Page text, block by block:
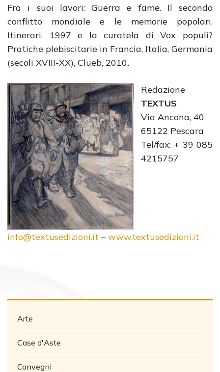
Fra i suoi lavori: Guerra e fame. Il secondo
conflitto mondiale e le memorie popolari,
Itinerari, 1997 e la curatela di Vox populi?
Pratiche plebiscitarie in Francia, Italia, Germania
(secoli XVIII-XX), Clueb, 2010.
Redazione
TEXTUS
Via Ancona, 40
65122 Pescara
Tel/fax: + 39 085
4215757
info@textusedizioni.it – www.textusedizioni.it
Arte
Case d'Aste
Convegni